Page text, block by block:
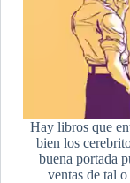
Hay libros que
bien los
buena portada
ventas de tal